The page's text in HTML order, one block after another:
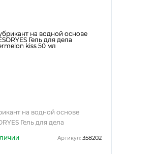
на водной основе
Гель для дела
Артикул: 358202